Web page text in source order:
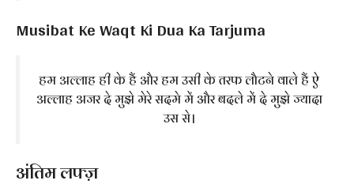
Musibat Ke Waqt Ki Dua Ka Tarjuma
हम अल्लाह ही के हैं और हम उसी के तरफ लौटने वाले हैं ऐ
अल्लाह अजर दे मुझे मेरे सदमे में और बदले में दे मुझे ज्यादा
उस से।
अंतिम लफ्ज़